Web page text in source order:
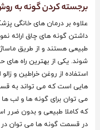
برجسته کردن گونه به
علاوه بر درمان های خانگی
داشتن گونه های چاق ارائه
طبیعی هستند و از طریق
شوند. یکی از بهترین راه
استفاده از روغن خراطین و
هایی است که می تواند به
می توان برای گونه ها و لب
که کاملا طبیعی و بدون ضرر
در قسمت گونه ها می توان در